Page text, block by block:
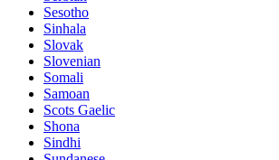
Sesotho
Sinhala
Slovak
Slovenian
Somali
Samoan
Scots Gaelic
Shona
Sindhi